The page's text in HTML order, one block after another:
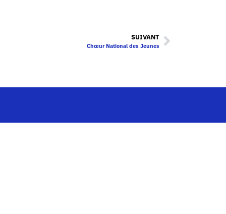
SUIVANT
Chœur National des Jeunes